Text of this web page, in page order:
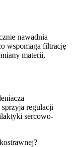
nawadnia
wspomaga filtrację
materii,
sprzyja regulacji
sercowo-